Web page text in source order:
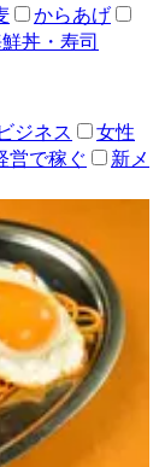
からあげ
丼・寿司
ジネス
女性
営で稼ぐ
新メ